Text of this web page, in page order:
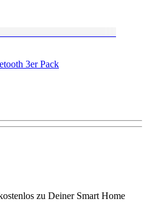
3er Pack
zu Deiner Smart Home